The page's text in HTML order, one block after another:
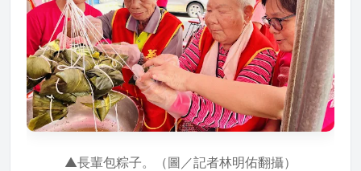
▲長輩包粽子。（圖／記者林明佑翻攝）